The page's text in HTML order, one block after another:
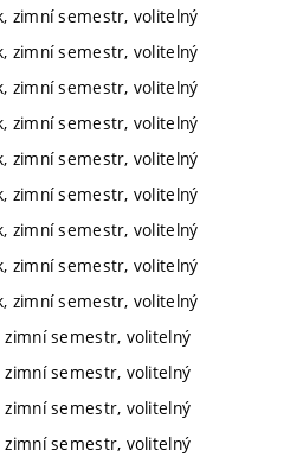
zimní semestr, volitelný
zimní semestr, volitelný
zimní semestr, volitelný
zimní semestr, volitelný
zimní semestr, volitelný
zimní semestr, volitelný
zimní semestr, volitelný
zimní semestr, volitelný
zimní semestr, volitelný
semestr, volitelný
semestr, volitelný
semestr, volitelný
semestr, volitelný